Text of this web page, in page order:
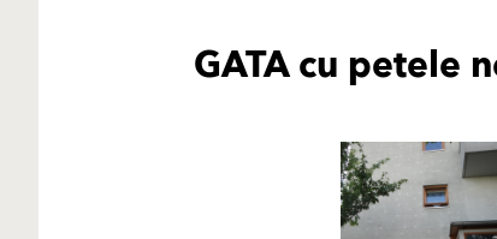
GATA cu petele